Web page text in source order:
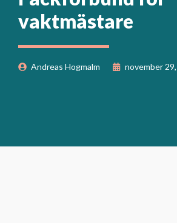
vaktmästare
Andreas Hogmalm november